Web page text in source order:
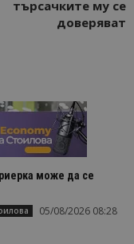
търсачките му се
доверяват
може да се
05/08/2026 08:28
на Google.
бисквитка
използва
генериран
номер
на
се
всяка
даден
данни за